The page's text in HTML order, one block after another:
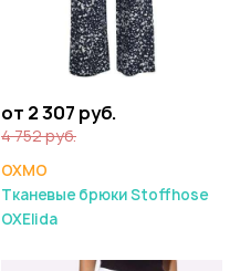
от 2 307 руб.
4 752 руб.
OXMO
Тканевые брюки Stoffhose
OXElida